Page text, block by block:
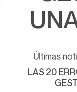
Últimas
LAS 20